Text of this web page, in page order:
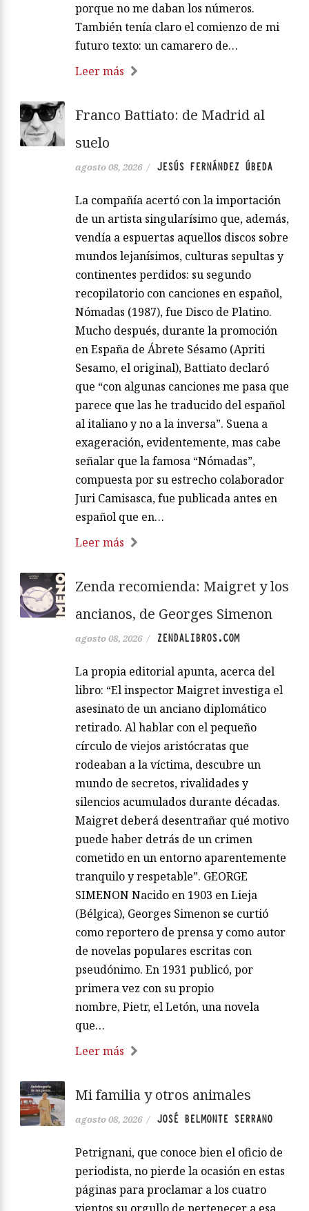
porque no me daban los números.
También tenía claro el comienzo de mi
futuro texto: un camarero de…
Leer más
Franco Battiato: de Madrid al
suelo
agosto 08, 2026 / JESÚS FERNÁNDEZ ÚBEDA
La compañía acertó con la importación
de un artista singularísimo que, además,
vendía a espuertas aquellos discos sobre
mundos lejanísimos, culturas sepultas y
continentes perdidos: su segundo
recopilatorio con canciones en español,
Nómadas (1987), fue Disco de Platino.
Mucho después, durante la promoción
en España de Ábrete Sésamo (Apriti
Sesamo, el original), Battiato declaró
que “con algunas canciones me pasa que
parece que las he traducido del español
al italiano y no a la inversa”. Suena a
exageración, evidentemente, mas cabe
señalar que la famosa “Nómadas”,
compuesta por su estrecho colaborador
Juri Camisasca, fue publicada antes en
español que en…
Leer más
Zenda recomienda: Maigret y los
ancianos, de Georges Simenon
agosto 08, 2026 / ZENDALIBROS.COM
La propia editorial apunta, acerca del
libro: “El inspector Maigret investiga el
asesinato de un anciano diplomático
retirado. Al hablar con el pequeño
círculo de viejos aristócratas que
rodeaban a la víctima, descubre un
mundo de secretos, rivalidades y
silencios acumulados durante décadas.
Maigret deberá desentrañar qué motivo
puede haber detrás de un crimen
cometido en un entorno aparentemente
tranquilo y respetable”. GEORGE
SIMENON Nacido en 1903 en Lieja
(Bélgica), Georges Simenon se curtió
como reportero de prensa y como autor
de novelas populares escritas con
pseudónimo. En 1931 publicó, por
primera vez con su propio
nombre, Pietr, el Letón, una novela
que…
Leer más
Mi familia y otros animales
agosto 08, 2026 / JOSÉ BELMONTE SERRANO
Petrignani, que conoce bien el oficio de
periodista, no pierde la ocasión en estas
páginas para proclamar a los cuatro